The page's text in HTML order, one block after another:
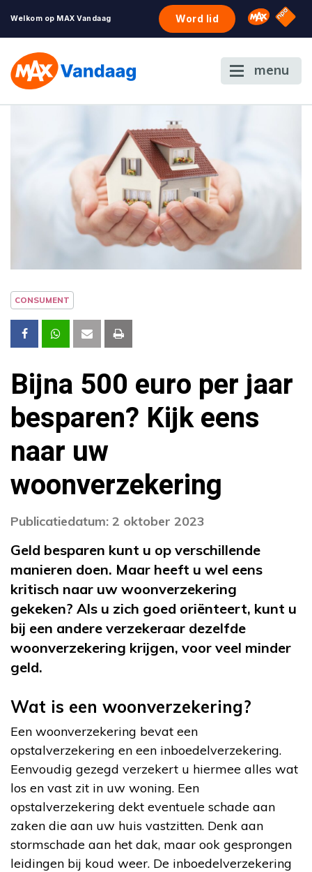
Welkom op MAX Vandaag Word lid Omroep
NPO
menu
CONSUMENT
Bijna 500 euro per jaar
besparen? Kijk eens
naar uw
woonverzekering
Publicatiedatum: 2 oktober 2023
Geld besparen kunt u op verschillende
manieren doen. Maar heeft u wel eens
kritisch naar uw woonverzekering
gekeken? Als u zich goed oriënteert, kunt u
bij een andere verzekeraar dezelfde
woonverzekering krijgen, voor veel minder
geld.
Wat is een woonverzekering?
Een woonverzekering bevat een
opstalverzekering en een inboedelverzekering.
Eenvoudig gezegd verzekert u hiermee alles wat
los en vast zit in uw woning. Een
opstalverzekering dekt eventuele schade aan
zaken die aan uw huis vastzitten. Denk aan
stormschade aan het dak, maar ook gesprongen
leidingen bij koud weer. De inboedelverzekering